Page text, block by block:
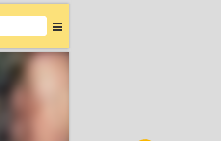
Login